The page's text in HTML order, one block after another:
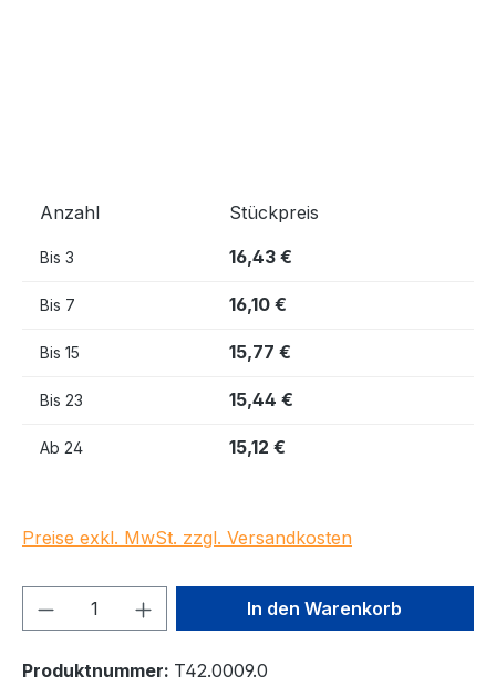
Anzahl Stückpreis
Bis 3 16,43 €
Bis 7 16,10 €
Bis 15 15,77 €
Bis 23 15,44 €
Ab 24 15,12 €
Preise exkl. MwSt. zzgl. Versandkosten
Produkt Anzahl: Gib denIn den Warenkorb
Produktnummer: T42.0009.0